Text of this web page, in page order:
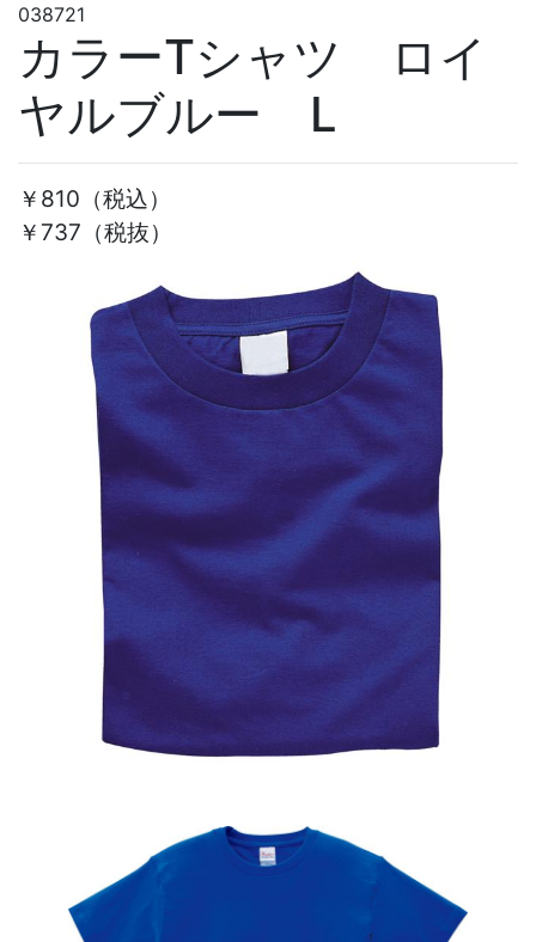
038721
カラーTシャツ ロイ
ヤルブルー L
￥810 （税込）
￥737（税抜）